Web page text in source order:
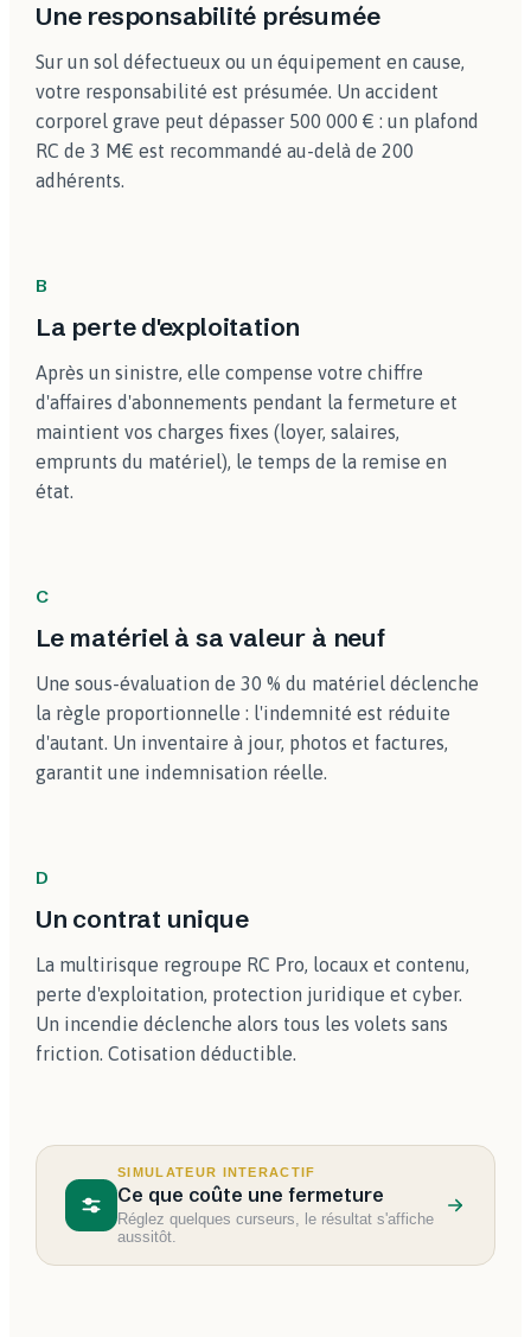
Une responsabilité présumée
Sur un sol défectueux ou un équipement en cause,
votre responsabilité est présumée. Un accident
corporel grave peut dépasser 500 000 € : un plafond
RC de 3 M€ est recommandé au-delà de 200
adhérents.
B
La perte d'exploitation
Après un sinistre, elle compense votre chiffre
d'affaires d'abonnements pendant la fermeture et
maintient vos charges fixes (loyer, salaires,
emprunts du matériel), le temps de la remise en
état.
C
Le matériel à sa valeur à neuf
Une sous-évaluation de 30 % du matériel déclenche
la règle proportionnelle : l'indemnité est réduite
d'autant. Un inventaire à jour, photos et factures,
garantit une indemnisation réelle.
D
Un contrat unique
La multirisque regroupe RC Pro, locaux et contenu,
perte d'exploitation, protection juridique et cyber.
Un incendie déclenche alors tous les volets sans
friction. Cotisation déductible.
SIMULATEUR INTERACTIF
Ce que coûte une fermeture
Réglez quelques curseurs, le résultat s'affiche
aussitôt.